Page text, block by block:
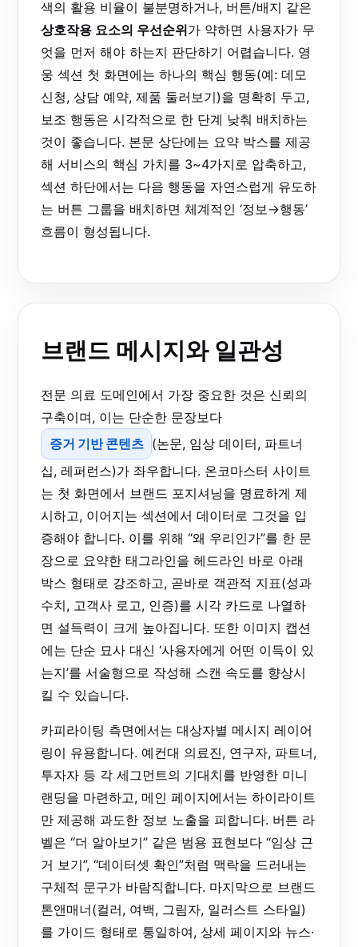
색의 활용 비율이 불분명하거나, 버튼/배지 같은
상호작용 요소의 우선순위가 약하면 사용자가 무
엇을 먼저 해야 하는지 판단하기 어렵습니다. 영
웅 섹션 첫 화면에는 하나의 핵심 행동(예: 데모
신청, 상담 예약, 제품 둘러보기)을 명확히 두고,
보조 행동은 시각적으로 한 단계 낮춰 배치하는
것이 좋습니다. 본문 상단에는 요약 박스를 제공
해 서비스의 핵심 가치를 3~4가지로 압축하고,
섹션 하단에서는 다음 행동을 자연스럽게 유도하
는 버튼 그룹을 배치하면 체계적인 ‘정보→행동’
흐름이 형성됩니다.
브랜드 메시지와 일관성
전문 의료 도메인에서 가장 중요한 것은 신뢰의
구축이며, 이는 단순한 문장보다
증거 기반 콘텐츠 (논문, 임상 데이터, 파트너
십, 레퍼런스)가 좌우합니다. 온코마스터 사이트
는 첫 화면에서 브랜드 포지셔닝을 명료하게 제
시하고, 이어지는 섹션에서 데이터로 그것을 입
증해야 합니다. 이를 위해 “왜 우리인가”를 한 문
장으로 요약한 태그라인을 헤드라인 바로 아래
박스 형태로 강조하고, 곧바로 객관적 지표(성과
수치, 고객사 로고, 인증)를 시각 카드로 나열하
면 설득력이 크게 높아집니다. 또한 이미지 캡션
에는 단순 묘사 대신 ‘사용자에게 어떤 이득이 있
는지’를 서술형으로 작성해 스캔 속도를 향상시
킬 수 있습니다.
카피라이팅 측면에서는 대상자별 메시지 레이어
링이 유용합니다. 예컨대 의료진, 연구자, 파트너,
투자자 등 각 세그먼트의 기대치를 반영한 미니
랜딩을 마련하고, 메인 페이지에서는 하이라이트
만 제공해 과도한 정보 노출을 피합니다. 버튼 라
벨은 “더 알아보기” 같은 범용 표현보다 “임상 근
거 보기”, “데이터셋 확인”처럼 맥락을 드러내는
구체적 문구가 바람직합니다. 마지막으로 브랜드
톤앤매너(컬러, 여백, 그림자, 일러스트 스타일)
를 가이드 형태로 통일하여, 상세 페이지와 뉴스·